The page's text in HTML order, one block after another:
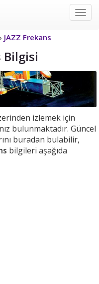
Uydu
› JAZZ Frekans
Bilgisi
izlemek için
bulunmaktadır. Güncel
buradan bulabilir,
bilgileri aşağıda